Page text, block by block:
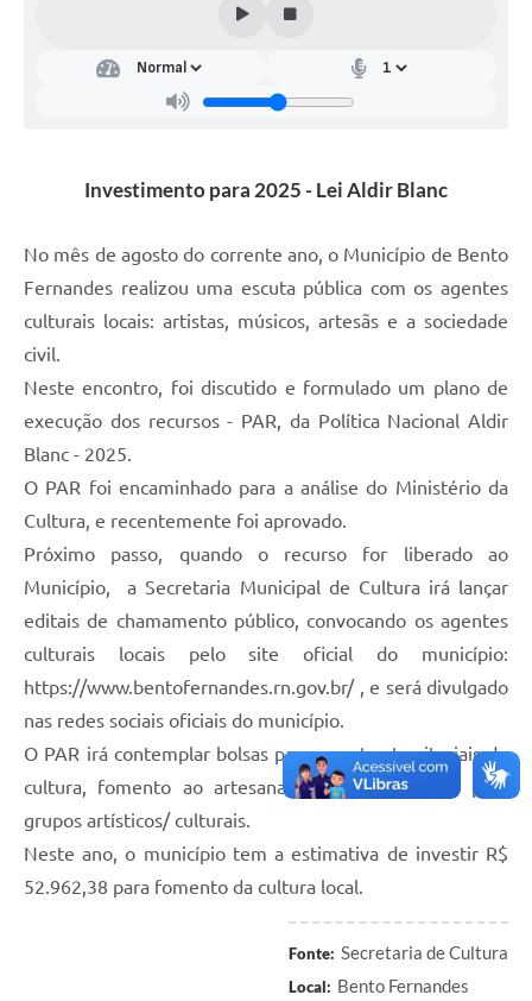
Investimento para 2025 - Lei Aldir Blanc
No mês de agosto do corrente ano, o Município de Bento
Fernandes realizou uma escuta pública com os agentes
culturais locais: artistas, músicos, artesãs e a sociedade
civil.
Neste encontro, foi discutido e formulado um plano de
execução dos recursos - PAR, da Política Nacional Aldir
Blanc - 2025.
O PAR foi encaminhado para a análise do Ministério da
Cultura, e recentemente foi aprovado.
Próximo passo, quando o recurso for liberado ao
Município, a Secretaria Municipal de Cultura irá lançar
editais de chamamento público, convocando os agentes
culturais locais pelo site oficial do município:
https://www.bentofernandes.rn.gov.br/ , e será divulgado
nas redes sociais oficiais do município.
O PAR irá contemplar bolsas para agentes territoriais de
cultura, fomento ao artesanato local e fomento para
grupos artísticos/ culturais.
Neste ano, o município tem a estimativa de investir R$
52.962,38 para fomento da cultura local.
Fonte: Secretaria de Cultura
Local: Bento Fernandes